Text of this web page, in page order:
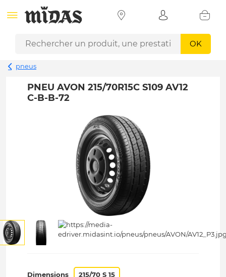
OK
pneus
PNEU AVON 215/70R15C S109 AV12
C-B-B-72
Dimensions 215/70 S 15